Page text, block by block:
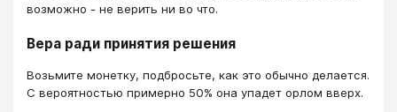
возможно - не верить ни во что.
Вера ради принятия решения
Возьмите монетку, подбросьте, как это обычно делается.
С вероятностью примерно 50% она упадет орлом вверх.